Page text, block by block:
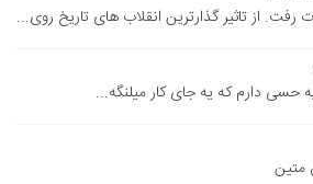
رفت. از تاثیر گذارترین انقلاب های تاریخ روی...
حسی دارم که یه جای کار میلنگه...
متین